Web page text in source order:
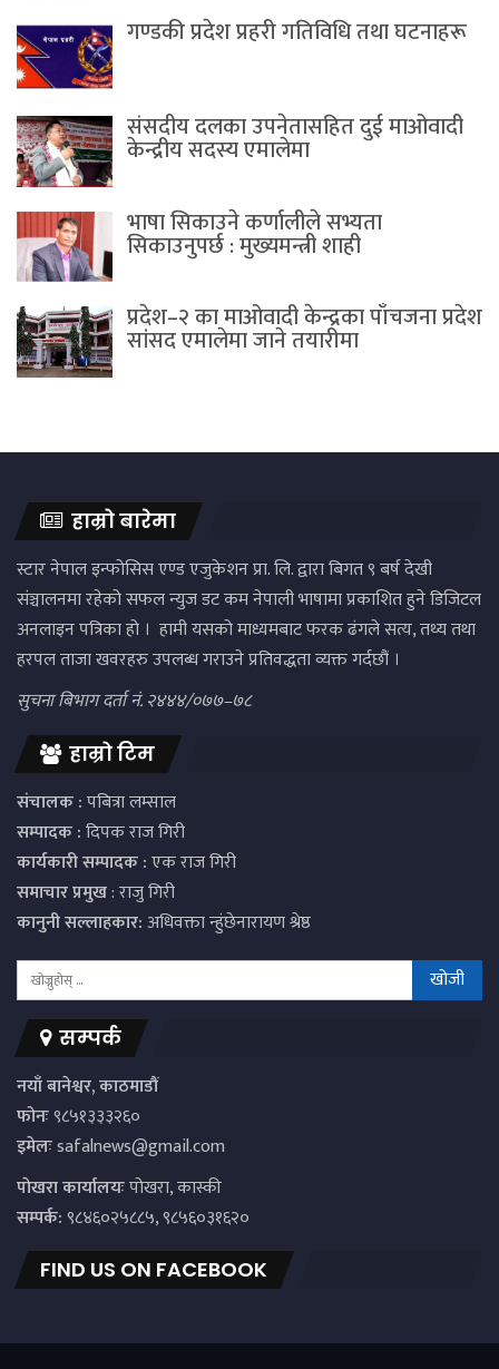
गण्डकी प्रदेश प्रहरी गतिविधि तथा घटनाहरू
संसदीय दलका उपनेतासहित दुई माओवादी
केन्द्रीय सदस्य एमालेमा
भाषा सिकाउने कर्णालीले सभ्यता
सिकाउनुपर्छ : मुख्यमन्त्री शाही
प्रदेश–२ का माओवादी केन्द्रका पाँचजना प्रदेश
सांसद एमालेमा जाने तयारीमा
हाम्रो बारेमा
स्टार नेपाल इन्फोसिस एण्ड एजुकेशन प्रा. लि. द्वारा बिगत ९ बर्ष देखी
संञ्चालनमा रहेको सफल न्युज डट कम नेपाली भाषामा प्रकाशित हुने डिजिटल
अनलाइन पत्रिका हो । हामी यसको माध्यमबाट फरक ढंगले सत्य, तथ्य तथा
हरपल ताजा खवरहरु उपलब्ध गराउने प्रतिवद्धता व्यक्त गर्दछौं ।
सुचना बिभाग दर्ता नं. २४४४/०७७–७८
हाम्रो टिम
संचालक :पबित्रा लम्साल
सम्पादक :दिपक राज गिरी
कार्यकारी सम्पादक :एक राज गिरी
समाचार प्रमुख: राजु गिरी
कानुनी सल्लाहकार:अधिवक्ता न्हुंछेनारायण श्रेष्ठ
सम्पर्क
नयाँ बानेश्वर, काठमाडौं
फोनः९८५१३३३२६०
इमेलःsafalnews@gmail.com
पाेखरा कार्यालयःपोखरा, कास्की
सम्पर्क:९८४६०२५८८५, ९८५६०३१६२०
FIND US ON FACEBOOK